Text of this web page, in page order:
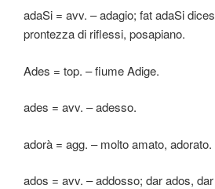
adaSi = avv. – adagio; fat adaSi
prontezza di riflessi, posapiano.
Ades = top. – fiume Adige.
ades = avv. – adesso.
adorà = agg. – molto amato, adorato.
ados = avv. – addosso; dar ados,